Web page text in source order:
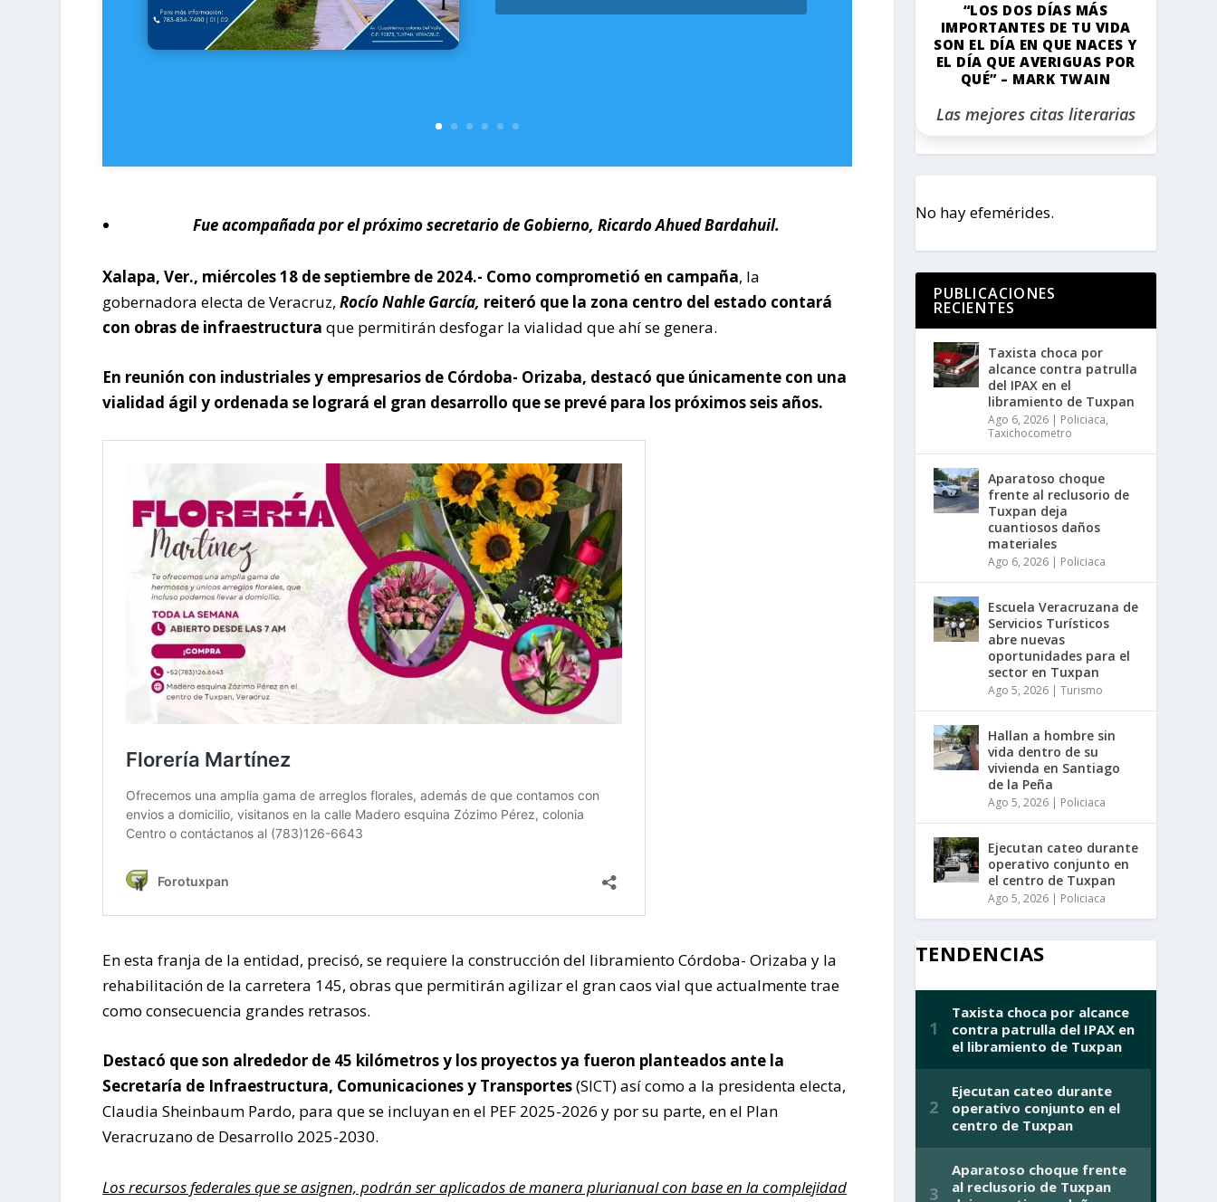
Fue acompañada por el próximo secretario de Gobierno, Ricardo Ahued Bardahuil.
Xalapa, Ver., miércoles 18 de septiembre de 2024.- Como comprometió en campaña, la
gobernadora electa de Veracruz,Rocío Nahle García, reiteró que la zona centro del estado contará
con obras de infraestructura que permitirán desfogar la vialidad que ahí se genera.
En reunión con industriales y empresarios de Córdoba- Orizaba, destacó que únicamente con una
vialidad ágil y ordenada se logrará el gran desarrollo que se prevé para los próximos seis años.
En esta franja de la entidad, precisó, se requiere la construcción del libramiento Córdoba- Orizaba y la
rehabilitación de la carretera 145, obras que permitirán agilizar el gran caos vial que actualmente trae
como consecuencia grandes retrasos.
Destacó que son alrededor de 45 kilómetros y los proyectos ya fueron planteados ante la
Secretaría de Infraestructura, Comunicaciones y Transportes(SICT) así como a la presidenta electa,
Claudia Sheinbaum Pardo, para que se incluyan en el PEF 2025-2026 y por su parte, en el Plan
Veracruzano de Desarrollo 2025-2030.
Los recursos federales que se asignen, podrán ser aplicados de manera plurianual con base en la complejidad
“LOS DOS DÍAS MÁS
IMPORTANTES DE TU VIDA
SON EL DÍA EN QUE NACES Y
EL DÍA QUE AVERIGUAS POR
QUÉ” – MARK TWAIN
Las mejores citas literarias
No hay efemérides.
PUBLICACIONES
RECIENTES
Taxista choca por
alcance contra patrulla
del IPAX en el
libramiento de Tuxpan
Ago 6, 2026| Policiaca,
Taxichocometro
Aparatoso choque
frente al reclusorio de
Tuxpan deja
cuantiosos daños
materiales
Ago 6, 2026| Policiaca
Escuela Veracruzana de
Servicios Turísticos
abre nuevas
oportunidades para el
sector en Tuxpan
Ago 5, 2026| Turismo
Hallan a hombre sin
vida dentro de su
vivienda en Santiago
de la Peña
Ago 5, 2026| Policiaca
Ejecutan cateo durante
operativo conjunto en
el centro de Tuxpan
Ago 5, 2026| Policiaca
TENDENCIAS